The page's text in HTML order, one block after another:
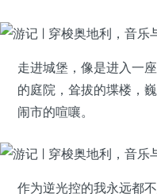
走进城堡，像是进入一
的庭院，耸拔的堞楼，
闹市的喧嚷。
作为逆光控的我永远都